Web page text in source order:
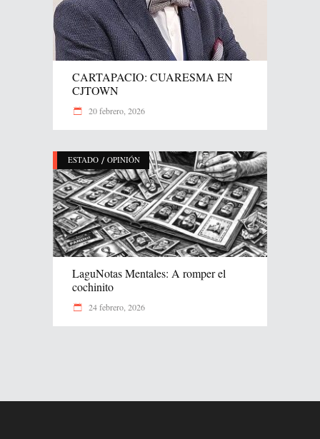
CARTAPACIO: CUARESMA EN
CJTOWN
20 febrero, 2026
ESTADO / OPINIÓN
LaguNotas Mentales: A romper el
cochinito
24 febrero, 2026